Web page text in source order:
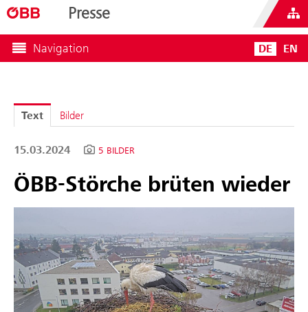
Presse
Navigation DE EN
Text Bilder
15.03.2024 5 BILDER
ÖBB-Störche brüten wieder